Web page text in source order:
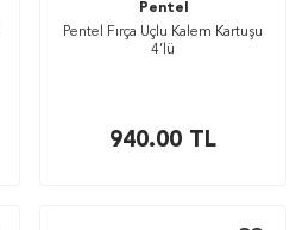
Pentel
Pentel Fırça Uçlu Kalem Kartuşu
4’lü
940.00 TL